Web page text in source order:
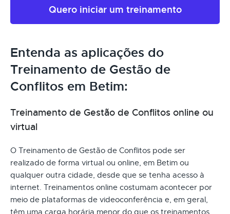
Quero iniciar um treinamento
Entenda as aplicações do
Treinamento de Gestão de
Conflitos em Betim:
Treinamento de Gestão de Conflitos online ou
virtual
O Treinamento de Gestão de Conflitos pode ser
realizado de forma virtual ou online, em Betim ou
qualquer outra cidade, desde que se tenha acesso à
internet. Treinamentos online costumam acontecer por
meio de plataformas de videoconferência e, em geral,
têm uma carga horária menor do que os treinamentos